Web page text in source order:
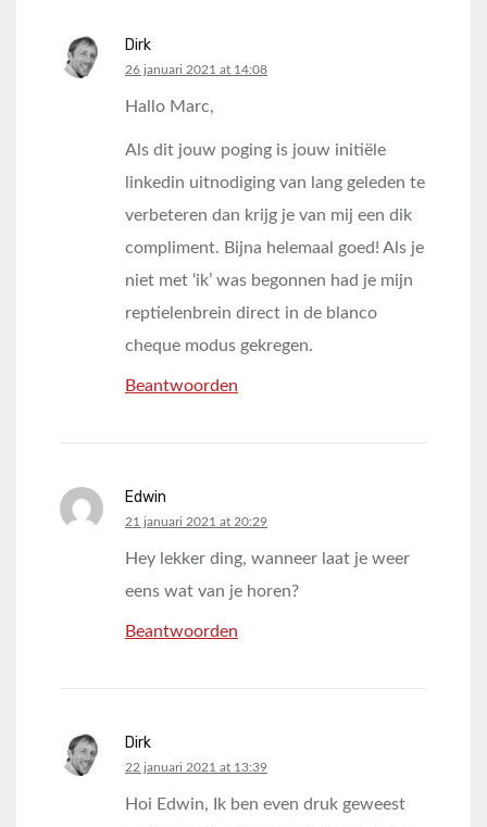
Dirk
says:
26 januari 2021 at 14:08
Hallo Marc,
Als dit jouw poging is jouw initiële
linkedin uitnodiging van lang geleden te
verbeteren dan krijg je van mij een dik
compliment. Bijna helemaal goed! Als je
niet met ‘ik’ was begonnen had je mijn
reptielenbrein direct in de blanco
cheque modus gekregen.
Beantwoorden
Edwin
says:
21 januari 2021 at 20:29
Hey lekker ding, wanneer laat je weer
eens wat van je horen?
Beantwoorden
Dirk
says:
22 januari 2021 at 13:39
Hoi Edwin, Ik ben even druk geweest